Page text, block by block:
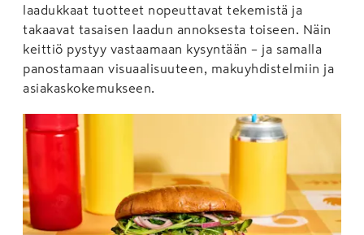
laadukkaat tuotteet nopeuttavat tekemistä ja
takaavat tasaisen laadun annoksesta toiseen. Näin
keittiö pystyy vastaamaan kysyntään – ja samalla
panostamaan visuaalisuuteen, makuyhdistelmiin ja
asiakaskokemukseen.